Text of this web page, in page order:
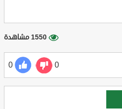
1550 مشاهدة
0
0